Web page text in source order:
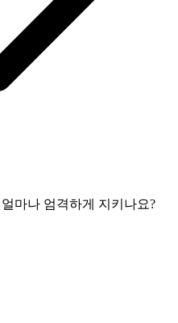
마나 엄격하게 지키나요?